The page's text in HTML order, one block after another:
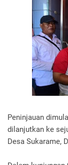
Peninjauan
dilanjutkan ke
Desa Sukarame,